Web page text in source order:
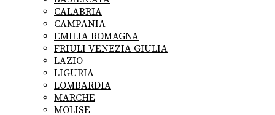
CALABRIA
CAMPANIA
EMILIA ROMAGNA
FRIULI VENEZIA GIULIA
LAZIO
LIGURIA
LOMBARDIA
MARCHE
MOLISE